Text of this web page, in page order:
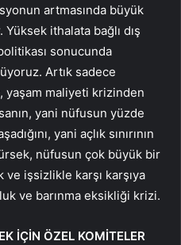
artmasında büyük
ithalata bağlı dış
sonucunda
Artık sadece
yaşam maliyeti krizinden
yani nüfusun yüzde
yani açlık sınırının
nüfusun çok büyük bir
işsizlikle karşı karşıya
ve barınma eksikliği krizi.
İÇİN ÖZEL KOMİTELER